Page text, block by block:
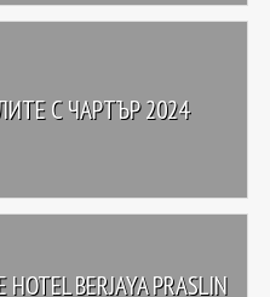
С ЧАРТЪР 2024
BERJAYA PRASLIN